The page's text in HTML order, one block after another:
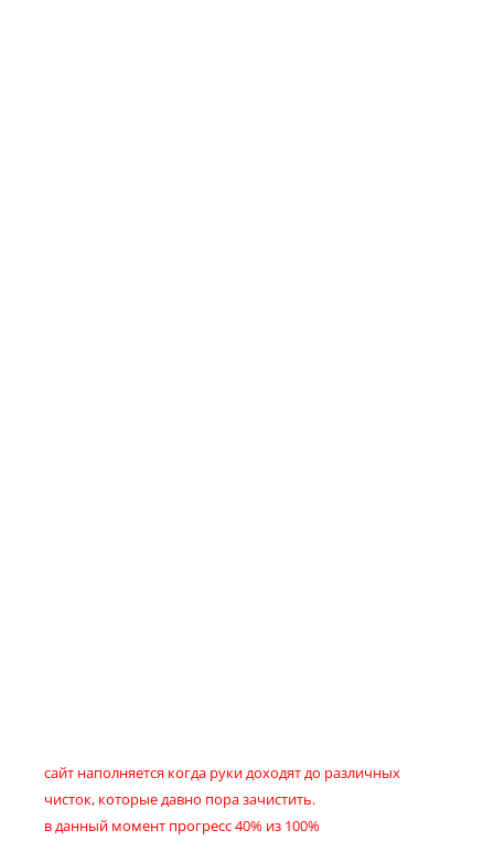
сайт наполняется когда руки доходят до различных
чисток, которые давно пора зачистить.
в данный момент прогресс 40% из 100%